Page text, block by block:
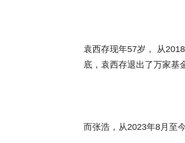
袁西存现年57岁， 从
底，袁西存退出了万家基
而张浩，从2023年8月至